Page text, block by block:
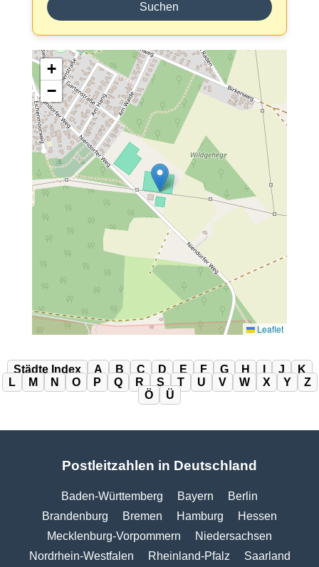
Suchen
+
−
Leaflet
Städte Index A B C D E F G H J
K
L
M N O P Q R S T U V W X Y
Z
Ö
Ü
Postleitzahlen in Deutschland
Baden-Württemberg Bayern
Berlin
Brandenburg
Bremen Hamburg
Hessen
Mecklenburg-Vorpommern
Niedersachsen
Nordrhein-Westfalen
Rheinland-Pfalz Saarland